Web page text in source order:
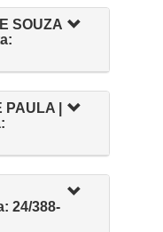
SOUZA
|
24/388-